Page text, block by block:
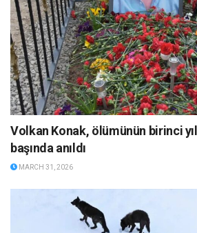
Volkan Konak, ölümünün birinci
başında anıldı
MARCH 31, 2026